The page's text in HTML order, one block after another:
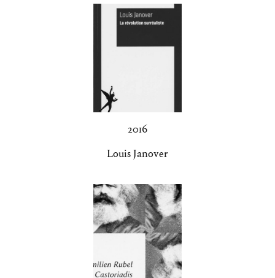
2016
Louis Janover